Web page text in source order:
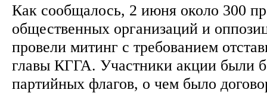
Как сообщалось, 2 июня около 300
общественных организаций и
провели митинг с требованием
главы КГГА. Участники акции были
партийных флагов, о чем было